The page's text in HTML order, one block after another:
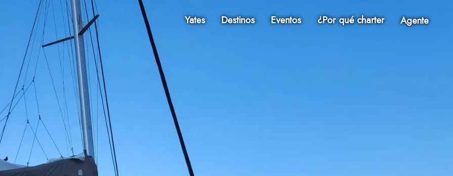
Yates Destinos Eventos ¿Por qué charter Agente